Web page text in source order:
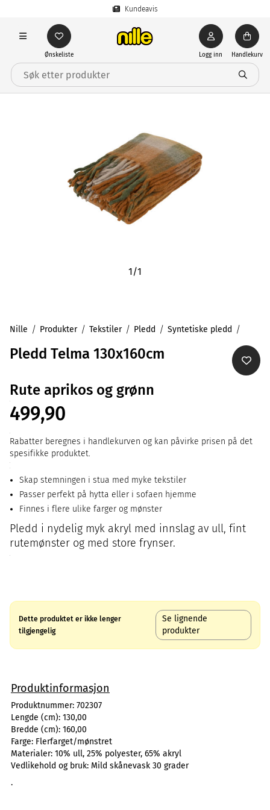
Kundeavis
Ønskeliste Logg inn Handlekurv
1/1
Nille Produkter Tekstiler Pledd Syntetiske pledd
Pledd Telma 130x160cm
Rute aprikos og grønn
499,90
Rabatter beregnes i handlekurven og kan påvirke prisen på det
spesifikke produktet.
Skap stemningen i stua med myke tekstiler
Passer perfekt på hytta eller i sofaen hjemme
Finnes i flere ulike farger og mønster
Pledd i nydelig myk akryl med innslag av ull, fint
rutemønster og med store frynser.
Dette produktet er ikke lenger
tilgjengelig
Se lignende
produkter
Produktinformasjon
Produktnummer: 702307
Lengde (cm): 130,00
Bredde (cm): 160,00
Farge: Flerfarget/mønstret
Materialer: 10% ull, 25% polyester, 65% akryl
Vedlikehold og bruk: Mild skånevask 30 grader
.